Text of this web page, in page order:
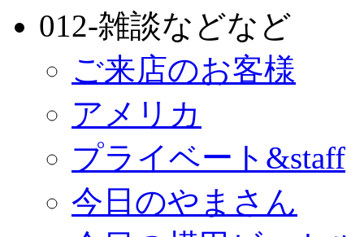
012-雑談などなど
ご来店のお客様
アメリカ
プライベート&staff
今日のやまさん